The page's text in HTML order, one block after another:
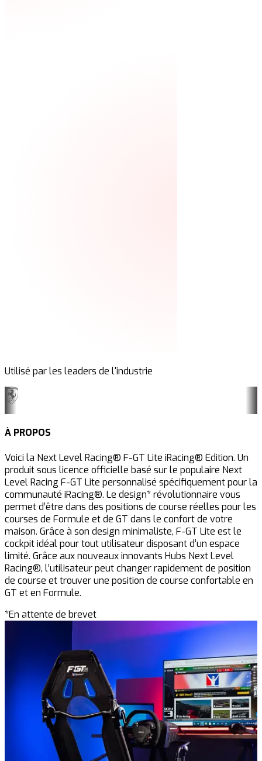
Utilisé par les leaders de l'industrie
À PROPOS
Voici la Next Level Racing® F-GT Lite iRacing® Edition. Un
produit sous licence officielle basé sur le populaire Next
Level Racing F-GT Lite personnalisé spécifiquement pour la
communauté iRacing®. Le design* révolutionnaire vous
permet d’être dans des positions de course réelles pour les
courses de Formule et de GT dans le confort de votre
maison. Grâce à son design minimaliste, F-GT Lite est le
cockpit idéal pour tout utilisateur disposant d’un espace
limité. Grâce aux nouveaux innovants Hubs Next Level
Racing®, l’utilisateur peut changer rapidement de position
de course et trouver une position de course confortable en
GT et en Formule.
*En attente de brevet